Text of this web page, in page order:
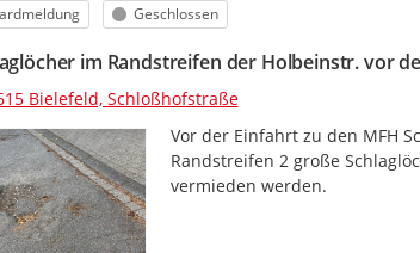
Status
Geschlossen
im Randstreifen der Holbeinstr. vor
Bielefeld, Schloßhofstraße
Vor der Einfahrt zu den MFH
Randstreifen 2 große
vermieden werden.